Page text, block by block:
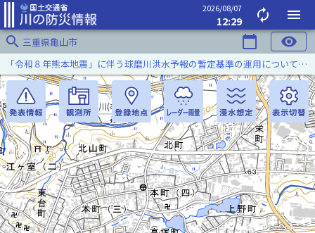
2026/08/07
12:29 autorenew
menu
search 三重県亀山市 calendar_today visibility
椋川(むくがわ)
「令和８年熊本地震」に伴う球磨川洪水予報の暫定基準の運用について（令和８年８月５日）